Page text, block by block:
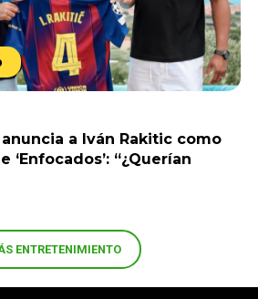
a Iván Rakitic como
“¿Querían
ENTRETENIMIENTO